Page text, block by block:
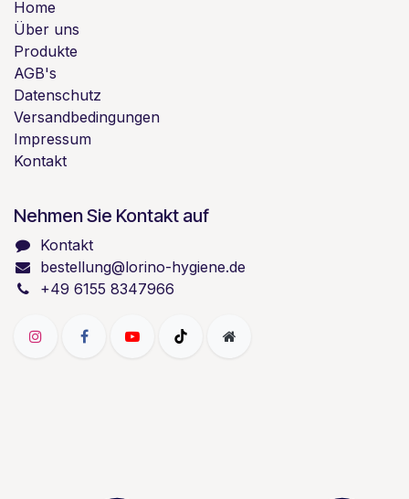
Home
Über uns
Produkte
AGB's
Datenschutz
Versandbedingungen
Impressum
Kontakt
Nehmen Sie Kontakt auf
Kontakt
bestellung@lorino-hygiene.de
+49 6155 8347966